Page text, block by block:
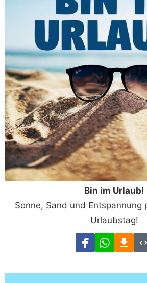
Bin im Urlaub!
Sonne, Sand und Entspannung
Urlaubstag!